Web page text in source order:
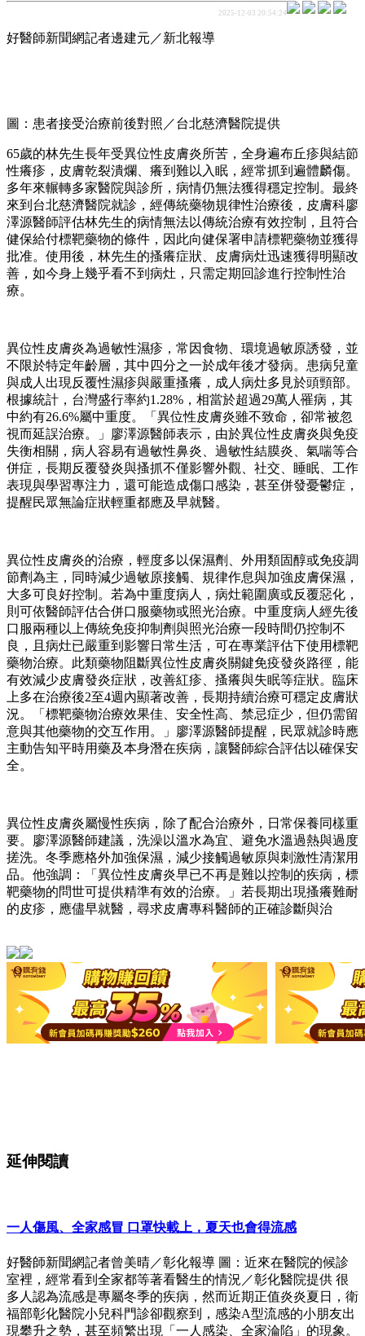
2025-12-03 20:54:24
好醫師新聞網記者邊建元／新北報導
圖：患者接受治療前後對照／台北慈濟醫院提供
65歲的林先生長年受異位性皮膚炎所苦，全身遍布丘疹與結節
性癢疹，皮膚乾裂潰爛、癢到難以入眠，經常抓到遍體麟傷。
多年來輾轉多家醫院與診所，病情仍無法獲得穩定控制。最終
來到台北慈濟醫院就診，經傳統藥物規律性治療後，皮膚科廖
澤源醫師評估林先生的病情無法以傳統治療有效控制，且符合
健保給付標靶藥物的條件，因此向健保署申請標靶藥物並獲得
批准。使用後，林先生的搔癢症狀、皮膚病灶迅速獲得明顯改
善，如今身上幾乎看不到病灶，只需定期回診進行控制性治
療。
異位性皮膚炎為過敏性濕疹，常因食物、環境過敏原誘發，並
不限於特定年齡層，其中四分之一於成年後才發病。患病兒童
與成人出現反覆性濕疹與嚴重搔癢，成人病灶多見於頭頸部。
根據統計，台灣盛行率約1.28%，相當於超過29萬人罹病，其
中約有26.6%屬中重度。「異位性皮膚炎雖不致命，卻常被忽
視而延誤治療。」廖澤源醫師表示，由於異位性皮膚炎與免疫
失衡相關，病人容易有過敏性鼻炎、過敏性結膜炎、氣喘等合
併症，長期反覆發炎與搔抓不僅影響外觀、社交、睡眠、工作
表現與學習專注力，還可能造成傷口感染，甚至併發憂鬱症，
提醒民眾無論症狀輕重都應及早就醫。
異位性皮膚炎的治療，輕度多以保濕劑、外用類固醇或免疫調
節劑為主，同時減少過敏原接觸、規律作息與加強皮膚保濕，
大多可良好控制。若為中重度病人，病灶範圍廣或反覆惡化，
則可依醫師評估合併口服藥物或照光治療。中重度病人經先後
口服兩種以上傳統免疫抑制劑與照光治療一段時間仍控制不
良，且病灶已嚴重到影響日常生活，可在專業評估下使用標靶
藥物治療。此類藥物阻斷異位性皮膚炎關鍵免疫發炎路徑，能
有效減少皮膚發炎症狀，改善紅疹、搔癢與失眠等症狀。臨床
上多在治療後2至4週內顯著改善，長期持續治療可穩定皮膚狀
況。「標靶藥物治療效果佳、安全性高、禁忌症少，但仍需留
意與其他藥物的交互作用。」廖澤源醫師提醒，民眾就診時應
主動告知平時用藥及本身潛在疾病，讓醫師綜合評估以確保安
全。
異位性皮膚炎屬慢性疾病，除了配合治療外，日常保養同樣重
要。廖澤源醫師建議，洗澡以溫水為宜、避免水溫過熱與過度
搓洗。冬季應格外加強保濕，減少接觸過敏原與刺激性清潔用
品。他強調：「異位性皮膚炎早已不再是難以控制的疾病，標
靶藥物的問世可提供精準有效的治療。」若長期出現搔癢難耐
的皮疹，應儘早就醫，尋求皮膚專科醫師的正確診斷與治
延伸閱讀
一人傷風、全家感冒 口罩快載上，夏天也會得流感
好醫師新聞網記者曾美晴／彰化報導 圖：近來在醫院的候診
室裡，經常看到全家都等著看醫生的情況／彰化醫院提供 很
多人認為流感是專屬冬季的疾病，然而近期正值炎炎夏日，衛
福部彰化醫院小兒科門診卻觀察到，感染A型流感的小朋友出
現攀升之勢，甚至頻繁出現「一人感染、全家淪陷」的現象。